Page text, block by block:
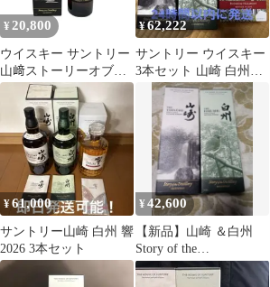
¥ 20,800
ウイスキー サントリー
山﨑ストーリーオブザ
ディスティラリー
2024/700ml/40%
¥62,222
サントリー ウイスキー
3本セット 山崎 白州
響 2026 未開封
¥61,000
サントリー山崎 白州 響
2026 3本セット
¥42,600
【新品】山崎 ＆白州
Story of the
Distillery2026